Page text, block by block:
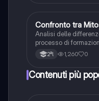
CScienze
Confronto tra
Analisi delle
processo di
2ªl 1,260 0
Contenuti più